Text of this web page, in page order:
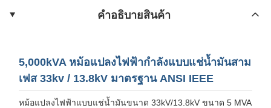
คําอธิบายสินค้า
5,000kVA หม้อแปลงไฟฟ้ากำลังแบบแช่น้ำมันสาม
เฟส 33kv / 13.8kV มาตรฐาน ANSI IEEE
หม้อแปลงไฟฟ้าแบบแช่น้ำมันขนาด 33kV/13.8kV ขนาด 5 MVA